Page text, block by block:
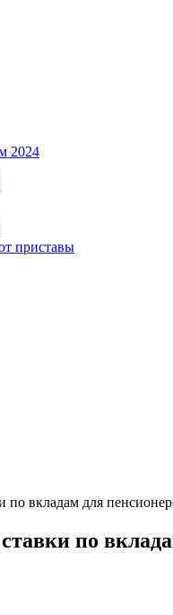
2024
приставы
по вкладам для
по